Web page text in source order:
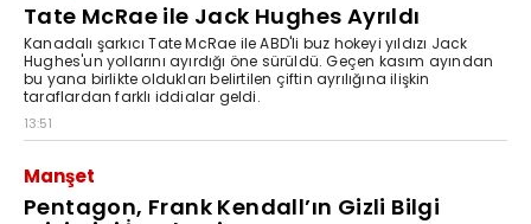
Tate McRae ile Jack Hughes Ayrıldı
Kanadalı şarkıcı Tate McRae ile ABD'li buz hokeyi yıldızı Jack
Hughes'un yollarını ayırdığı öne sürüldü. Geçen kasım ayından
bu yana birlikte oldukları belirtilen çiftin ayrılığına ilişkin
taraflardan farklı iddialar geldi.
13:51
Manşet
Pentagon, Frank Kendall’ın Gizli Bilgi